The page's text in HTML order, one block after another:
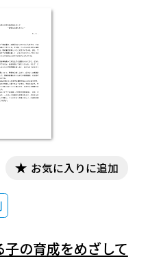
に，漢字配当など
るので，コピーし
ある。
お気に入りに追加
の育成をめざして